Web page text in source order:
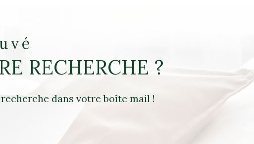
RECHERCHE ?
dans votre boîte mail !